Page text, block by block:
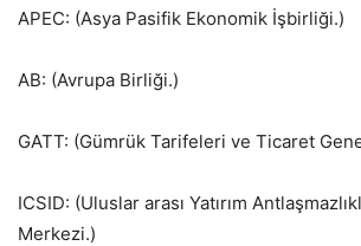
APEC: (Asya Pasifik Ekonomik İşbirliği.)
AB: (Avrupa Birliği.)
GATT: (Gümrük Tarifeleri ve Ticaret
ICSID: (Uluslar arası Yatırım
Merkezi.)